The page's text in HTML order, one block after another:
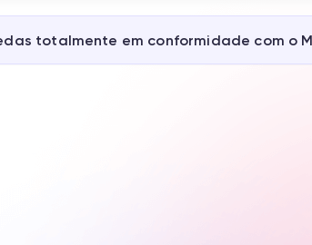
totalmente em conformidade com o